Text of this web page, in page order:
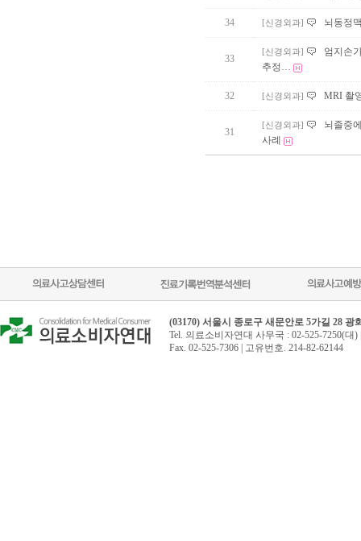
34 [신경외과] 뇌동정
33
[신경외과]
엄지손
추정…
32 [신경외과] MRI 촬
31
[신경외과]
뇌졸중
사례
(03170) 서울시 종로구 새문안로 5가길 28 광
Tel. 의료소비자연대 사무국 : 02-525-7250(대
Fax. 02-525-7306 | 고유번호. 214-82-62144